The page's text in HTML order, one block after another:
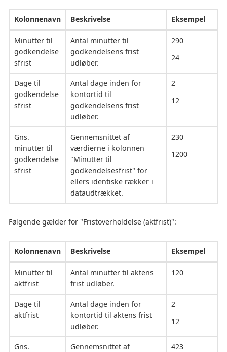
Kolonnenavn Beskrivelse Eksempel
Minutter til
godkendelse
sfrist
Antal minutter til
godkendelsens frist
udløber.
290
24
Dage til
godkendelse
sfrist
Antal dage inden for
kontortid til
godkendelsens frist
udløber.
2
12
Gns.
minutter til
godkendelse
sfrist
Gennemsnittet af
værdierne i kolonnen
"Minutter til
godkendelsesfrist" for
ellers identiske rækker i
dataudtrækket.
230
1200
Følgende gælder for "Fristoverholdelse (aktfrist)":
Kolonnenavn Beskrivelse Eksempel
Minutter til
aktfrist
Antal minutter til aktens
frist udløber.
120
Dage til
aktfrist
Antal dage inden for
kontortid til aktens frist
udløber.
2
12
Gns.
Gennemsnittet af
423